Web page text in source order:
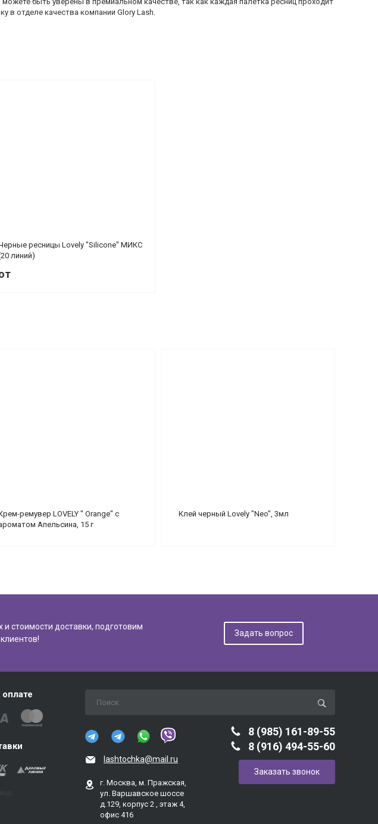
в отделе качества компании Glory Lash.
ресницы Lovely "Silicone" МИКС
линий)
ремувер LOVELY " Orange" с
Апельсина, 15 г
Клей черный Lovely "Neo", 3мл
стоимости доставки, подготовим
Задать вопрос
lashtochka@mail.ru
г. Москва, м. Пражская,
ул. Варшавское шоссе
д.129, корпус 2 , этаж 4,
офис 416
8 (985) 161-89-55
8 (916) 494-55-60
Заказать звонок